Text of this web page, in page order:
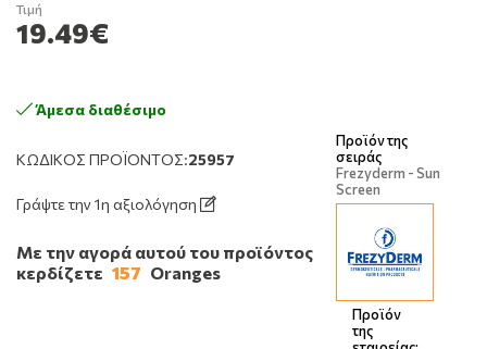
ΚΩΔΙΚΌΣ ΠΡΟΪΌΝΤΟΣ:25957
Γράψτε την 1η αξιολόγηση
Άμεσα διαθέσιμο
Τιμή
19.49€
Με την αγορά αυτού του προϊόντος
κερδίζετε 157 Oranges
Προϊόν της
σειράς
Frezyderm - Sun
Screen
Προϊόν
της